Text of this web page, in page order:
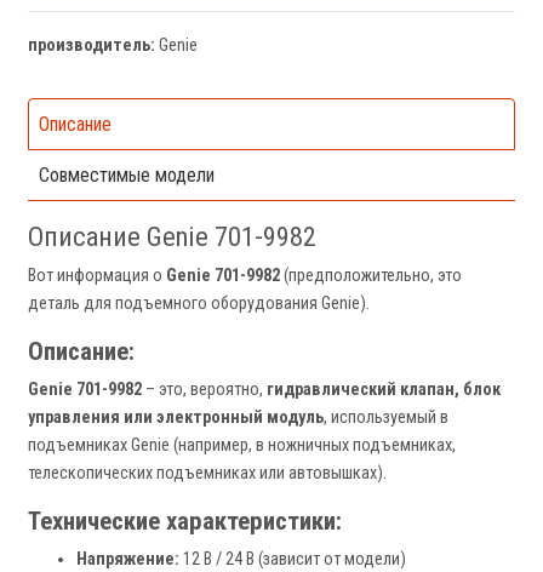
производитель: Genie
Описание
Совместимые модели
Описание Genie 701-9982
Вот информация о Genie 701-9982(предположительно, это
деталь для подъемного оборудования Genie).
Описание:
Genie 701-9982 – это, вероятно, гидравлический клапан, блок
управления или электронный модуль, используемый в
подъемниках Genie (например, в ножничных подъемниках,
телескопических подъемниках или автовышках).
Технические характеристики:
Напряжение: 12 В / 24 В (зависит от модели)